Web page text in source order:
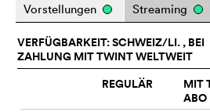
Vorstellungen Streaming
VERFÜGBARKEIT: SCHWEIZ/LI. , BEI
ZAHLUNG MIT TWINT WELTWEIT
REGULÄR
MIT
ABO